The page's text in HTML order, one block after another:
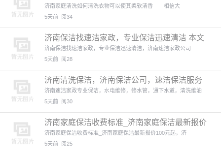
济南家庭清洗如何清洗衣物可以使其柔软清香 相信大
5天前 阅34
济南保洁找速洁家政，专业保洁迅速清洁 本文
来自: 济南家政(
济南保洁找速洁家政，专业保洁迅速清洁，济南速洁家政公司
5天前 阅28
济南清洗保洁，济南保洁公司，速洁保洁服务
本文来自: 济南家
济南速洁家政专业保洁，水电维修，修水管，通下水道，清洗维油
5天前 阅30
济南家庭保洁收费标准_济南家庭保洁最新报价
济南家庭保洁收费标准_济南家庭保洁最新报价100元起，济
5天前 阅25